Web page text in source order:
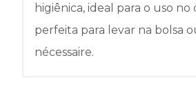
higiênica, ideal para o uso no
perfeita para levar na bolsa
nécessaire.